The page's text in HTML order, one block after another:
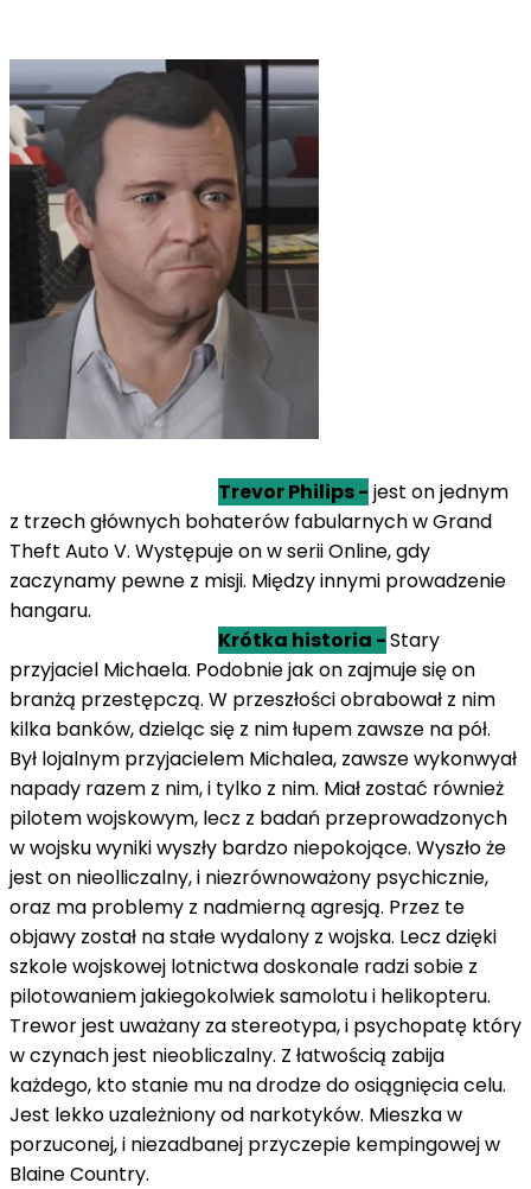
Trevor Philips - jest on jednym
z trzech głównych bohaterów fabularnych w Grand
Theft Auto V. Występuje on w serii Online, gdy
zaczynamy pewne z misji. Między innymi prowadzenie
hangaru.
Krótka historia -Stary
przyjaciel Michaela. Podobnie jak on zajmuje się on
branżą przestępczą. W przeszłości obrabował z nim
kilka banków, dzieląc się z nim łupem zawsze na pół.
Był lojalnym przyjacielem Michalea, zawsze wykonwyał
napady razem z nim, i tylko z nim. Miał zostać również
pilotem wojskowym, lecz z badań przeprowadzonych
w wojsku wyniki wyszły bardzo niepokojące. Wyszło że
jest on nieolliczalny, i niezrównoważony psychicznie,
oraz ma problemy z nadmierną agresją. Przez te
objawy został na stałe wydalony z wojska. Lecz dzięki
szkole wojskowej lotnictwa doskonale radzi sobie z
pilotowaniem jakiegokolwiek samolotu i helikopteru.
Trewor jest uważany za stereotypa, i psychopatę który
w czynach jest nieobliczalny. Z łatwością zabija
każdego, kto stanie mu na drodze do osiągnięcia celu.
Jest lekko uzależniony od narkotyków. Mieszka w
porzuconej, i niezadbanej przyczepie kempingowej w
Blaine Country.